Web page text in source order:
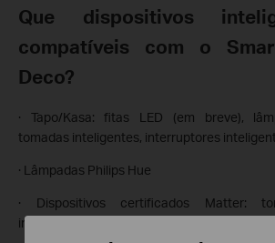
Que dispositivos
compatíveis com o
Deco?
· Tapo/Kasa: fitas LED (em breve),
tomadas inteligentes, interruptores
· Lâmpadas Philips Hue
· Dispositivos certificados Matter:
interruptores e hubs inteligentes